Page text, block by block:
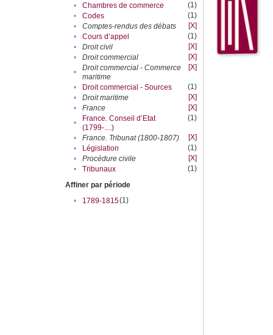
•
Chambres de commerce
(1)
•
Codes
(1)
•
Comptes-rendus des débats
[X]
•
Cours d’appel
(1)
•
Droit civil
[X]
•
Droit commercial
[X]
•
Droit commercial - Commerce
maritime
[X]
• Droit commercial - Sources
(1)
•
Droit maritime
[X]
•
France
[X]
•
France. Conseil d’Etat
(1799-....)
(1)
• France. Tribunat (1800-1807)
[X]
•
Législation
(1)
•
Procédure civile
[X]
•
Tribunaux
(1)
Affiner par période
•
1789-1815(1)